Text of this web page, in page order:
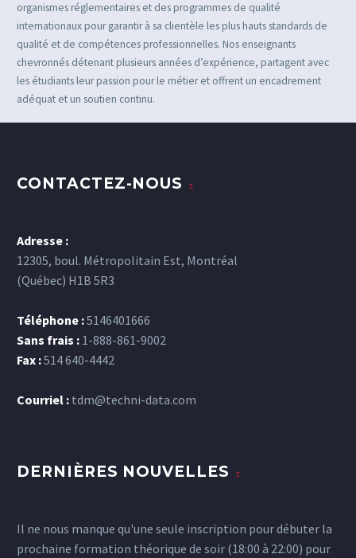
organismes réglementaires et des programmes de qualité
internationaux pour garantir à sa clientèle les plus hauts standards de
qualité et de compétences professionnelles. Nos enseignants
chevronnés détenant plusieurs années d’expérience, partagent avec
les étudiants leur passion pour le métier et offrent un encadrement
adéquat et un soutien continu.
CONTACTEZ-NOUS
Adresse :
12305, boul. Métropolitain Est, Montréal
(Québec) H1B 5R3
Téléphone :5146401666
Sans frais : 1-888-861-9002
Fax :514 640-4442
Courriel : tdm@techni-data.com
DERNIÈRES NOUVELLES
Il ne nous manque qu'une seule inscription pour débuter la
prochaine formation théorique de soir (18:00 à 22:00) pour